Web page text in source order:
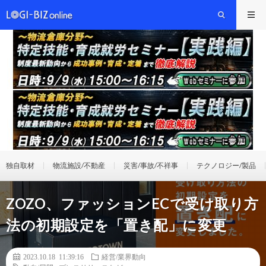
独自取材 物流施設/不動産 災害/事故/不祥事 テクノロジー/製品
ZOZO、ファッションECで受け取り方
法の初期設定を「置き配」に変更
2023.10.18 11:39:16
経営/業界動向